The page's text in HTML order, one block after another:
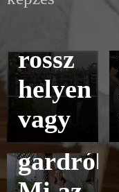
rossz
helyen
vagy
2026.07.20
Terasz
és
gardrób?